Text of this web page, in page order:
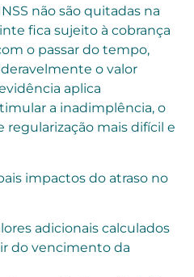
não são quitadas na
fica sujeito à cobrança
o passar do tempo,
o valor
aplica
a inadimplência, o
regularização mais difícil e
impactos do atraso no
adicionais calculados
do vencimento da